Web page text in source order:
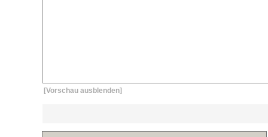
[Vorschau ausblenden]